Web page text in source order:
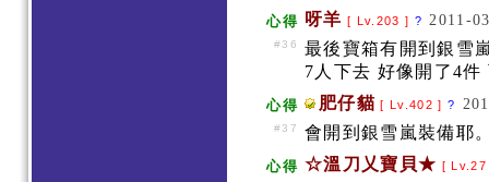
心得 呀羊 [ Lv.203 ] ? 2011-
#36
最後寶箱有開到銀雪
7人下去 好像開了4
心得 肥仔貓 [ Lv.402 ] ?
#37 會開到銀雪嵐裝備耶
心得 ☆溫刀乂寶貝★ [